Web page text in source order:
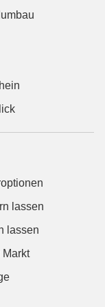
lassen
lassen
Markt